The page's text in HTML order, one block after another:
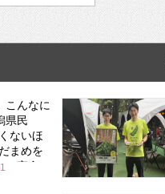
こんなに
県民
ないほ
まめを
実食